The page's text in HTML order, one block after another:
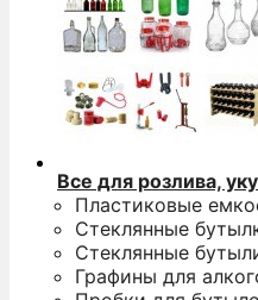
Все для розлива,
Пластиковые
Стеклянные
Стеклянные
Графины для